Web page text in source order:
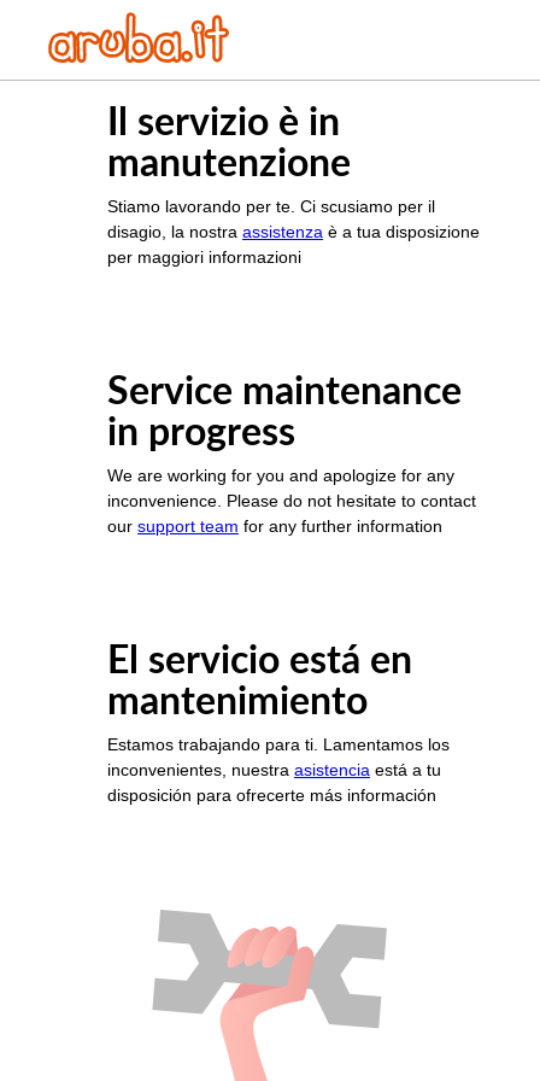
Il servizio è in
manutenzione
Stiamo lavorando per te. Ci scusiamo per il
disagio, la nostra assistenza è a tua disposizione
per maggiori informazioni
Service maintenance
in progress
We are working for you and apologize for any
inconvenience. Please do not hesitate to contact
our support team for any further information
El servicio está en
mantenimiento
Estamos trabajando para ti. Lamentamos los
inconvenientes, nuestra asistencia está a tu
disposición para ofrecerte más información